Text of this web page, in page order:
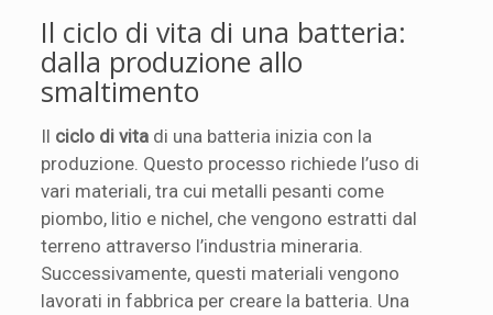
Il ciclo di vita di una batteria:
dalla produzione allo
smaltimento
Il ciclo di vita di una batteria inizia con la
produzione. Questo processo richiede l’uso di
vari materiali, tra cui metalli pesanti come
piombo, litio e nichel, che vengono estratti dal
terreno attraverso l’industria mineraria.
Successivamente, questi materiali vengono
lavorati in fabbrica per creare la batteria. Una